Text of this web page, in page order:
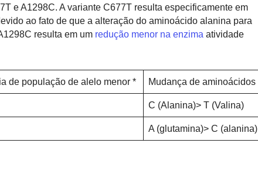
e A1298C. A variante C677T resulta especificamente em
ao fato de que a alteração do aminoácido alanina para
resulta em um redução menor na enzima atividade
de população de alelo menor * Mudança de aminoácidos
C (Alanina)> T (Valina)
A (glutamina)> C (alanina)